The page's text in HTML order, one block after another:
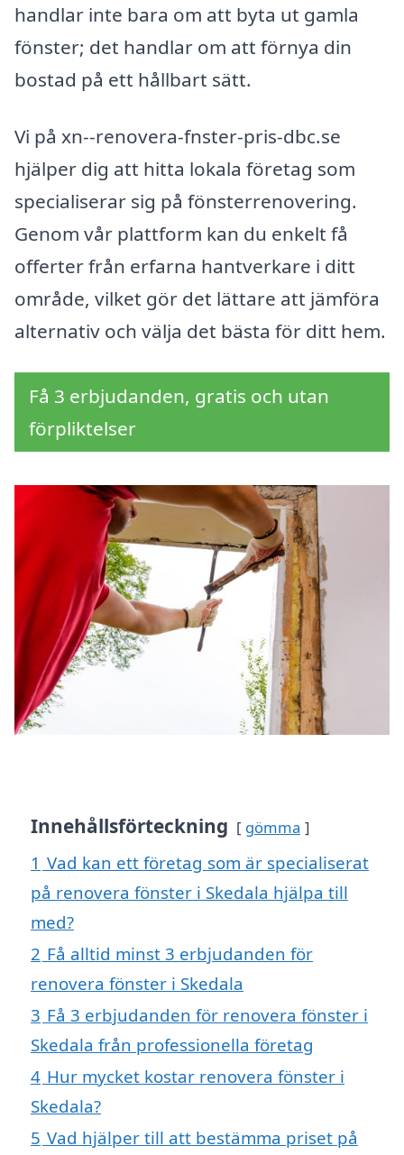
handlar inte bara om att byta ut gamla
fönster; det handlar om att förnya din
bostad på ett hållbart sätt.
Vi på xn--renovera-fnster-pris-dbc.se
hjälper dig att hitta lokala företag som
specialiserar sig på fönsterrenovering.
Genom vår plattform kan du enkelt få
offerter från erfarna hantverkare i ditt
område, vilket gör det lättare att jämföra
alternativ och välja det bästa för ditt hem.
Få 3 erbjudanden, gratis och utan
förpliktelser
Innehållsförteckning gömma
1 Vad kan ett företag som är specialiserat
på renovera fönster i Skedala hjälpa till
med?
2 Få alltid minst 3 erbjudanden för
renovera fönster i Skedala
3 Få 3 erbjudanden för renovera fönster i
Skedala från professionella företag
4 Hur mycket kostar renovera fönster i
Skedala?
5 Vad hjälper till att bestämma priset på